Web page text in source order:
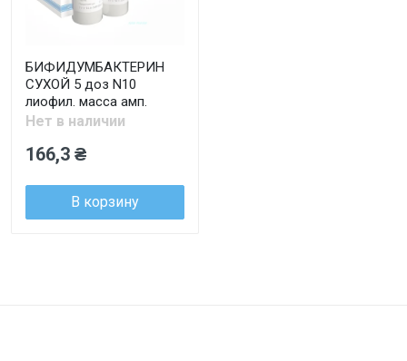
БИФИДУМБАКТЕРИН
СУХОЙ 5 доз N10
лиофил. масса амп.
Нет в наличии
166,3 ₴
В корзину